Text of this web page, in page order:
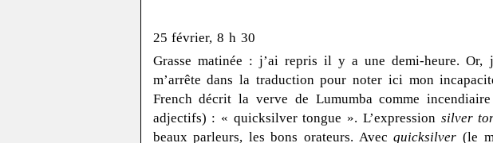
25 février, 8 h 30
Grasse matinée : j’ai repris il y a une demi-heure. Or,
m’arrête dans la traduction pour noter ici mon
French décrit la verve de Lumumba comme
adjectifs) : « quicksilver tongue ». L’expression silver
beaux parleurs, les bons orateurs. Avecquicksilver (le